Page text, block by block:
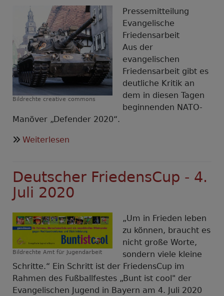
Bildrechte creative commons
Pressemitteilung
Evangelische
Friedensarbeit
Aus der
evangelischen
Friedensarbeit gibt es
deutliche Kritik an
dem in diesen Tagen
beginnenden NATO-
Manöver „Defender 2020“.
Weiterlesen
überflüssige
und
falsche
militärische
Machtdemonstration
Deutscher FriedensCup - 4.
Juli 2020
Bildrechte Amt für Jugendarbeit
„Um in Frieden leben
zu können, braucht es
nicht große Worte,
sondern viele kleine
Schritte.“ Ein Schritt ist der FriedensCup im
Rahmen des Fußballfestes „Bunt ist cool" der
Evangelischen Jugend in Bayern am 4. Juli 2020